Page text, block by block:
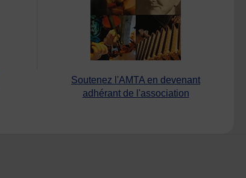
Soutenez l'AMTA en devenant
adhérant de l'association